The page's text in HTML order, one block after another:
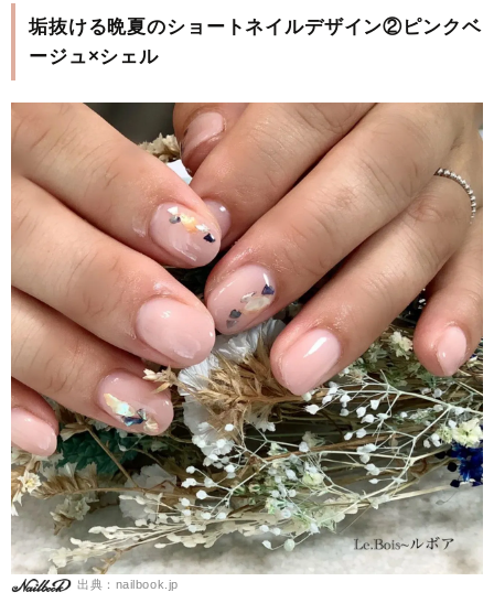
垢抜ける晩夏のショートネイルデザイン②ピンクベ
ージュ×シェル
出典：nailbook.jp